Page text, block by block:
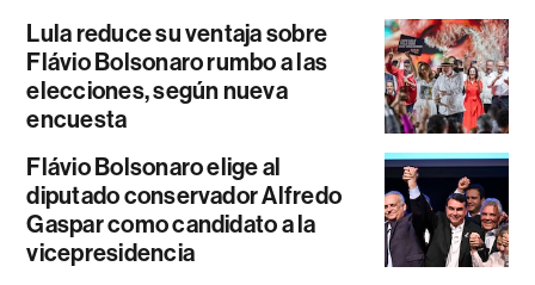
Lula reduce su ventaja sobre
Flávio Bolsonaro rumbo a las
elecciones, según nueva
encuesta
Flávio Bolsonaro elige al
diputado conservador Alfredo
Gaspar como candidato a la
vicepresidencia